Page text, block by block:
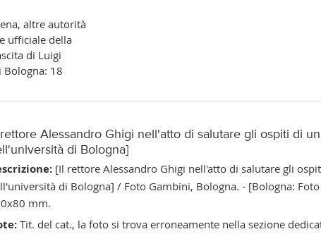
altre autorità
ufficiale della
di Luigi
Bologna: 18
Alessandro Ghigi nell'atto di salutare gli ospiti di
di Bologna]
[Il rettore Alessandro Ghigi nell'atto di salutare gli
di Bologna] / Foto Gambini, Bologna. - [Bologna:
mm.
Tit. del cat., la foto si trova erroneamente nella sezione